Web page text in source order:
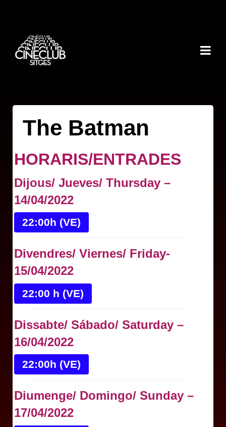
The Batman
HORARIS/ENTRADES
Dijous/ Jueves/ Thursday –
14/04/2022
22:00h (VE)
Divendres/ Viernes/ Friday-
15/04/2022
22:00 h (VE)
Dissabte/ Sábado/ Saturday –
16/04/2022
22:00h (VE)
Diumenge/ Domingo/ Sunday –
17/04/2022